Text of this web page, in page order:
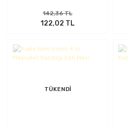
142,36 TL
122,02 TL
TÜKENDİ